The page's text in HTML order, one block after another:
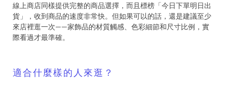
線上商店同樣提供完整的商品選擇，而且標榜「今日下單明日出
貨」，收到商品的速度非常快。但如果可以的話，還是建議至少
來店裡逛一次——家飾品的材質觸感、色彩細節和尺寸比例，實
際看過才最準確。
適合什麼樣的人來逛？